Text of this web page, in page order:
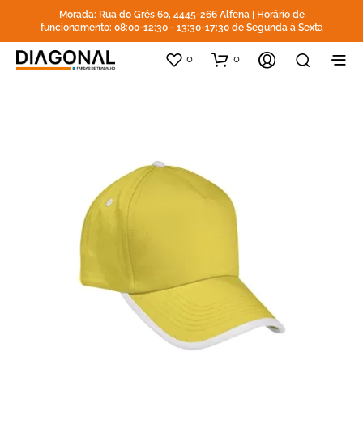
Morada: Rua do Grés 60, 4445-266 Alfena | Horário de
funcionamento: 08:00-12:30 - 13:30-17:30 de Segunda à Sexta
0 0